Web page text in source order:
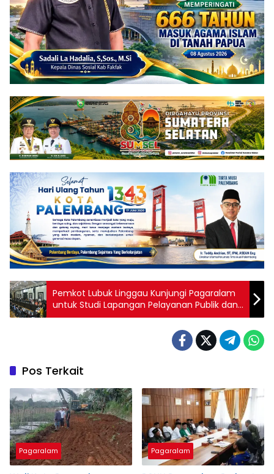
Pemkot Lubuk Linggau Kunjungi Pagaralam
untuk Studi Lapangan Pelayanan Publik dan
Kepariwisataan
Pos Terkait
Pagaralam Pagaralam